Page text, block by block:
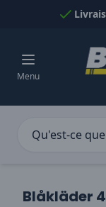
Passer au contenu
Menu
Blåkläder